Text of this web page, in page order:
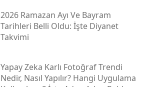
2026 Ramazan Ayı Ve Bayram
Tarihleri Belli Oldu: İşte Diyanet
Takvimi
Yapay Zeka Karlı Fotoğraf Trendi
Nedir, Nasıl Yapılır? Hangi Uygulama